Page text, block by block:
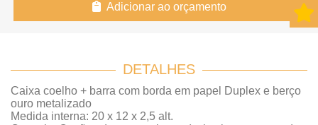
Adicionar ao orçamento
DETALHES
Caixa coelho + barra com borda em papel Duplex e berço
ouro metalizado
Medida interna: 20 x 12 x 2,5 alt.